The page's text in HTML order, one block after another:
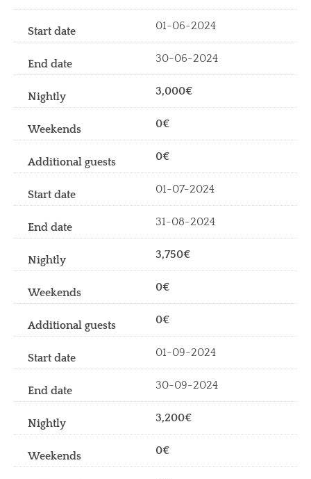
01-06-2024
30-06-2024
3,000€
0€
0€
01-07-2024
31-08-2024
3,750€
0€
0€
01-09-2024
30-09-2024
3,200€
0€